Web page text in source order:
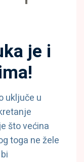
je i
uključe u
što većina
toga ne žele